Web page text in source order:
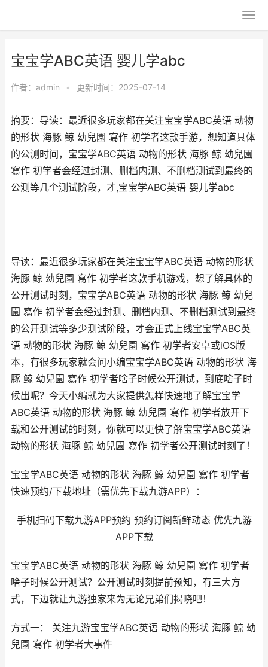
宝宝学ABC英语 婴儿学abc
作者： admin • 更新时间：2025-07-14
摘要：导读：最近很多玩家都在关注宝宝学ABC英语 动物
的形状 海豚 鲸 幼兒園 寫作 初学者这款手游，想知道具体
的公测时间，宝宝学ABC英语 动物的形状 海豚 鲸 幼兒園
寫作 初学者会经过封测、删档内测、不删档测试到最终的
公测等几个测试阶段，才,宝宝学ABC英语 婴儿学abc
导读：最近很多玩家都在关注宝宝学ABC英语 动物的形状
海豚 鲸 幼兒園 寫作 初学者这款手机游戏，想了解具体的
公开测试时刻，宝宝学ABC英语 动物的形状 海豚 鲸 幼兒
園 寫作 初学者会经过封测、删档内测、不删档测试到最终
的公开测试等多少测试阶段，才会正式上线宝宝学ABC英
语 动物的形状 海豚 鲸 幼兒園 寫作 初学者安卓或iOS版
本，有很多玩家就会问小编宝宝学ABC英语 动物的形状 海
豚 鲸 幼兒園 寫作 初学者啥子时候公开测试，到底啥子时
候出呢？今天小编就为大家提供怎样快速地了解宝宝学
ABC英语 动物的形状 海豚 鲸 幼兒園 寫作 初学者放开下
载和公开测试的时刻，你就可以更快了解宝宝学ABC英语
动物的形状 海豚 鲸 幼兒園 寫作 初学者公开测试时刻了！
宝宝学ABC英语 动物的形状 海豚 鲸 幼兒園 寫作 初学者
快速预约/下载地址（需优先下载九游APP）：
手机扫码下载九游APP预约 预约订阅新鲜动态 优先九游
APP下载
宝宝学ABC英语 动物的形状 海豚 鲸 幼兒園 寫作 初学者
啥子时候公开测试？公开测试时刻提前预知，有三大方
式，下边就让九游独家来为无论兄弟们揭晓吧！
方式一： 关注九游宝宝学ABC英语 动物的形状 海豚 鲸 幼
兒園 寫作 初学者大事件